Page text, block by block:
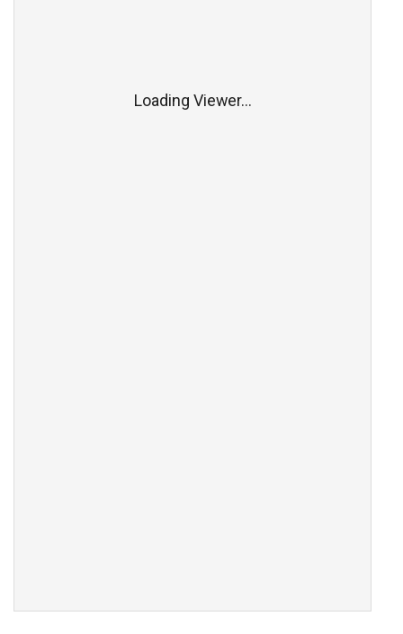
Loading Viewer...